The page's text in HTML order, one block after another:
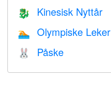
🐉 Kinesisk Nyttår
🏊 Olympiske Leker
🐰 Påske